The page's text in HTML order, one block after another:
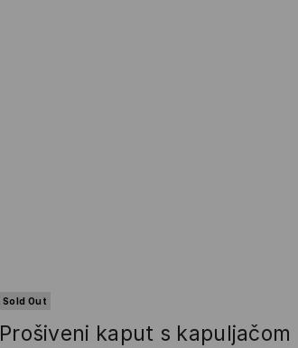
Sold Out
Prošiveni kaput s kapuljačom